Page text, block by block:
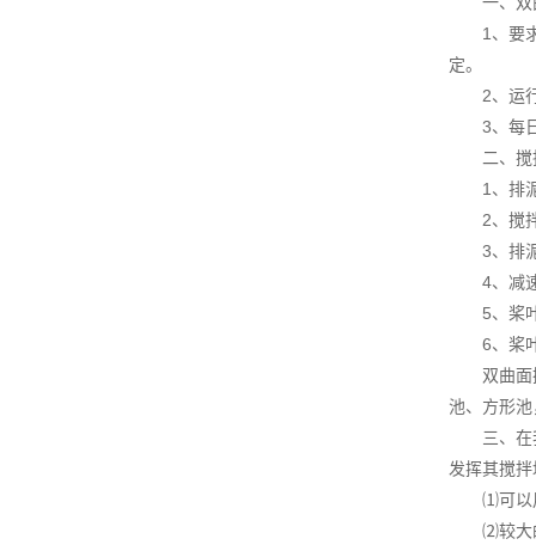
1、要求
定。
2、运行
3、每日
二、搅拌
1、排泥
2、搅拌
3、排泥
4、减速
5、桨叶
6、桨叶
双曲面搅
池、方形
三、在我
发挥其搅
⑴可以用
⑵较大的